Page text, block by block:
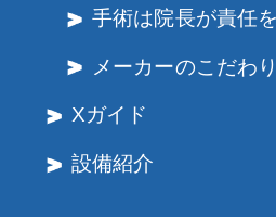
手術は院長が責任
メーカーのこだわり
Xガイド
設備紹介